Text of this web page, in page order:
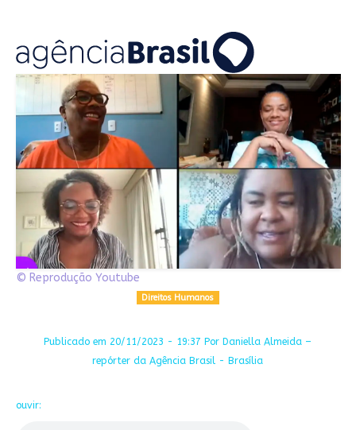
© Reprodução Youtube
Direitos Humanos
Publicado em 20/11/2023 - 19:37 Por Daniella Almeida –
repórter da Agência Brasil - Brasília
ouvir: